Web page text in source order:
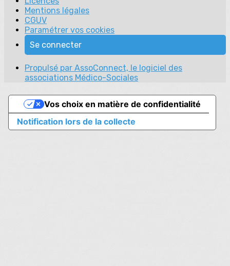
Mentions légales
CGUV
Paramétrer vos cookies
Se connecter
Propulsé par AssoConnect, le logiciel des
associations Médico-Sociales
Notification lors de la collecte
Vos choix en matière de confidentialité